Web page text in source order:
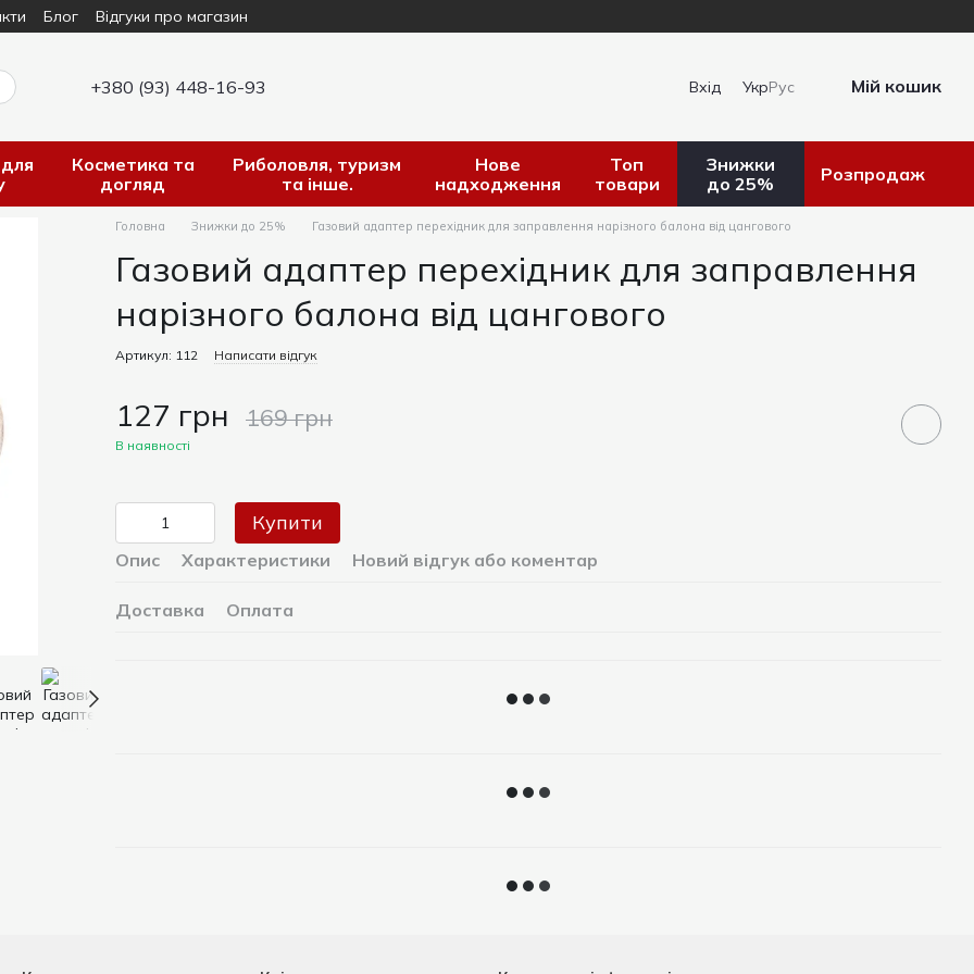
Блог Відгуки про магазин
+380 (93) 448-16-93 Вхід УкрРус Мій кошик
Косметика та
догляд
Риболовля, туризм
та інше.
Нове
надходження
Топ
товари
Знижки
до 25%
Розпродаж
Головна Знижки до 25% Газовий адаптер перехідник для заправлення нарізного балона від цангового
Газовий адаптер перехідник для заправлення
нарізного балона від цангового
Артикул: 112 Написати відгук
127 грн 169 грн
В наявності
Купити
Опис Характеристики Новий відгук або коментар
Доставка Оплата